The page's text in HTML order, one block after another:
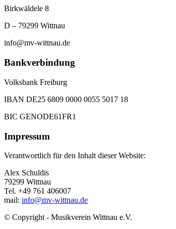
Birkwäldele 8
D – 79299 Wittnau
info@mv-wittnau.de
Bankverbindung
Volksbank Freiburg
IBAN DE25 6809 0000 0055 5017 18
BIC GENODE61FR1
Impressum
Verantwortlich für den Inhalt dieser Website:
Alex Schuldis
79299 Wittnau
Tel. +49 761 406007
mail: info@mv-wittnau.de
© Copyright - Musikverein Wittnau e.V.